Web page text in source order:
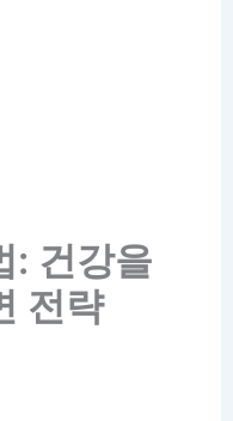
: 건강을
전략